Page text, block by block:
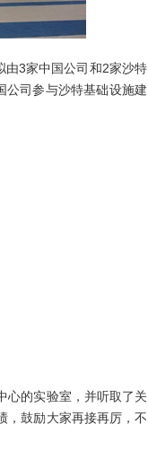
3家中国公司和2家沙特
公司参与沙特基础设施建
的实验室，并听取了关
，鼓励大家再接再厉，不